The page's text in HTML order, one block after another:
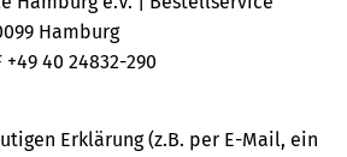
Hamburg
40 24832-290
Erklärung (z.B. per E-Mail, ein